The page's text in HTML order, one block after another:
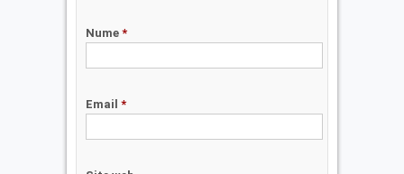
Nume *
Email *